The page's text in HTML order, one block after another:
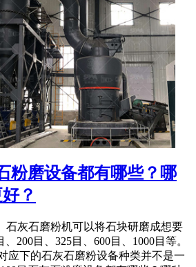
粉磨设备都有哪些？哪
？
石灰石磨粉机可以将石块研磨成想要
200目、325目、600目、1000目等。
应下的石灰石磨粉设备种类并不是一